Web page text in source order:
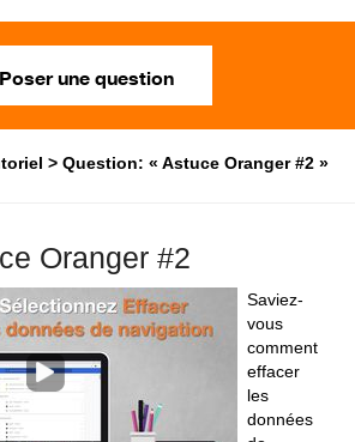
Poser une question
Question: « Astuce Oranger #2 »
Oranger #2
Saviez-
vous
comment
effacer
les
données